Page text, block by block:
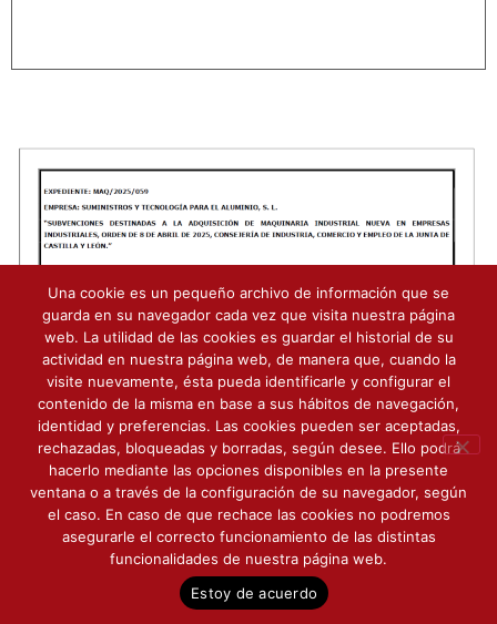
Contacto
Todos los derechos © 2026 |Suteal |Política de
Privacidad|Aviso Legal|Política de Cookies
Una cookie es un pequeño archivo de información que se
guarda en su navegador cada vez que visita nuestra página
web. La utilidad de las cookies es guardar el historial de su
actividad en nuestra página web, de manera que, cuando la
visite nuevamente, ésta pueda identificarle y configurar el
contenido de la misma en base a sus hábitos de navegación,
identidad y preferencias. Las cookies pueden ser aceptadas,
rechazadas, bloqueadas y borradas, según desee. Ello podrá
hacerlo mediante las opciones disponibles en la presente
ventana o a través de la configuración de su navegador, según
el caso. En caso de que rechace las cookies no podremos
asegurarle el correcto funcionamiento de las distintas
funcionalidades de nuestra página web.
Estoy de acuerdo